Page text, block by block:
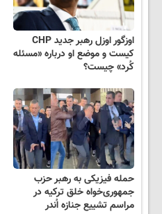
اوزگور اوزل رهبر جدید CHP
کیست و موضع او درباره «مسئله
کُرد» چیست؟
حمله فیزیکی به رهبر حزب
جمهوری‌خواه خلق ترکیه در
مراسم تشییع جنازه اُندر